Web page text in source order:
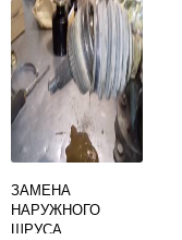
ЗАМЕНА
НАРУЖНОГО
ШРУСА